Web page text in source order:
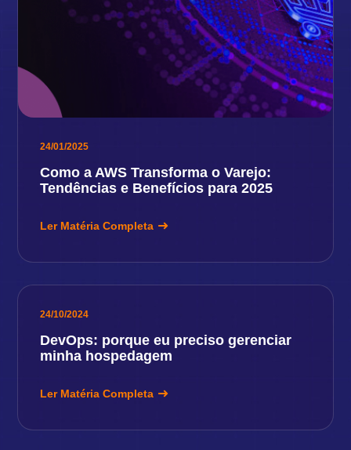
24/01/2025
Como a AWS Transforma o Varejo:
Tendências e Benefícios para 2025
Ler Matéria Completa
24/10/2024
DevOps: porque eu preciso gerenciar
minha hospedagem
Ler Matéria Completa